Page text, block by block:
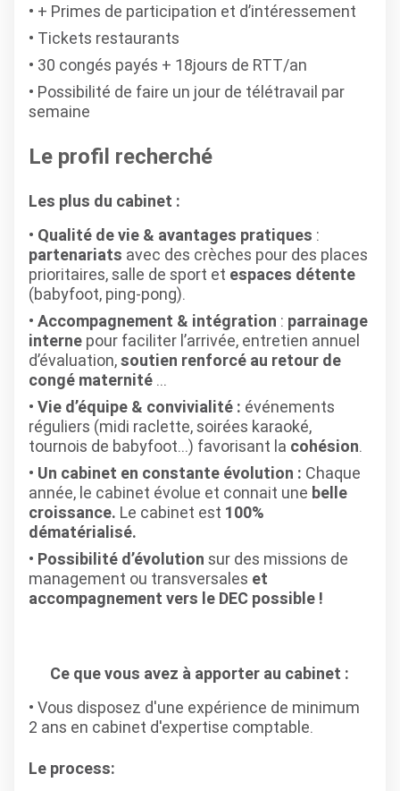
+ Primes de participation et d’intéressement
Tickets restaurants
30 congés payés + 18jours de RTT/an
Possibilité de faire un jour de télétravail par
semaine
Le profil recherché
Les plus du cabinet :
Qualité de vie & avantages pratiques :
partenariats avec des crèches pour des places
prioritaires, salle de sport et espaces détente
(babyfoot, ping-pong).
Accompagnement & intégration : parrainage
interne pour faciliter l’arrivée, entretien annuel
d’évaluation,soutien renforcé au retour de
congé maternité …
Vie d’équipe & convivialité : événements
réguliers (midi raclette, soirées karaoké,
tournois de babyfoot…) favorisant la cohésion.
Un cabinet en constante évolution : Chaque
année, le cabinet évolue et connait une belle
croissance. Le cabinet est 100%
dématérialisé.
Possibilité d’évolution sur des missions de
management ou transversales et
accompagnement vers le DEC possible !
Ce que vous avez à apporter au cabinet :
Vous disposez d'une expérience de minimum
2 ans en cabinet d'expertise comptable.
Le process: